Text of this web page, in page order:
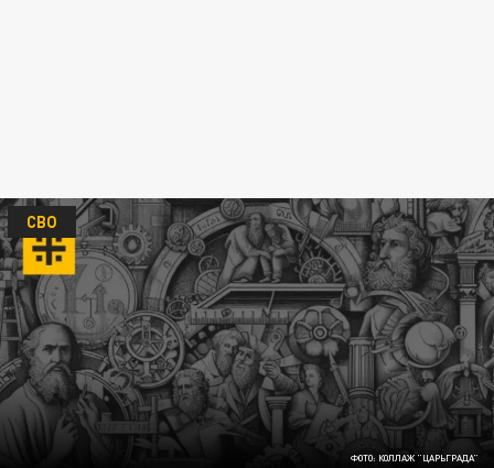
ФОТО: КОЛЛАЖ "ЦАРЬГРАДА"
СВО